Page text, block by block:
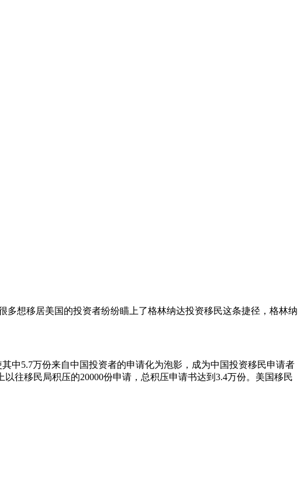
想移居美国的投资者纷纷瞄上了格林纳达投资移民这条捷径，格林纳
中5.7万份来自中国投资者的申请化为泡影，成为中国投资移民申请者
往移民局积压的20000份申请，总积压申请书达到3.4万份。美国移民